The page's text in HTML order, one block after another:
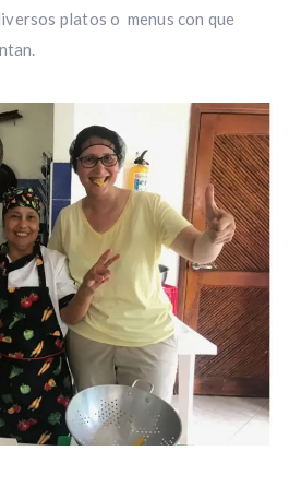
platos o menus con que